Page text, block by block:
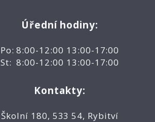
Úřední hodiny:
Po: 8:00-12:00 13:00-17:00
St: 8:00-12:00 13:00-17:00
Kontakty:
Školní 180, 533 54, Rybitví